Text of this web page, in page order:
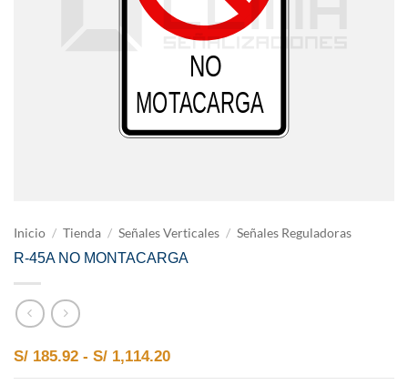
Inicio / Tienda / Señales Verticales / Señales Reguladoras
R-45A NO MONTACARGA
S/ 185.92 - S/ 1,114.20